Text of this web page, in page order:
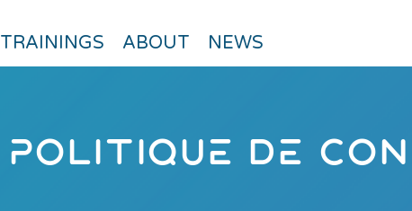
TRAININGS ABOUT NEWS
PolitiquE dE